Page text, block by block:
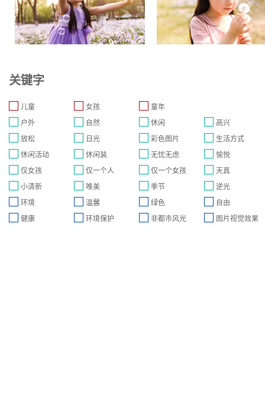
关键字
儿童 女孩
童年
户外
自然 休闲
高兴
放松
日光 彩色图片
生活方式
休闲活动
休闲装 无忧无虑
愉悦
仅女孩
仅一个人 仅一个女孩
天真
小清新
唯美 季节
逆光
环境
温馨 绿色
自由
健康
环境保护 非都市风光 图片视觉效果